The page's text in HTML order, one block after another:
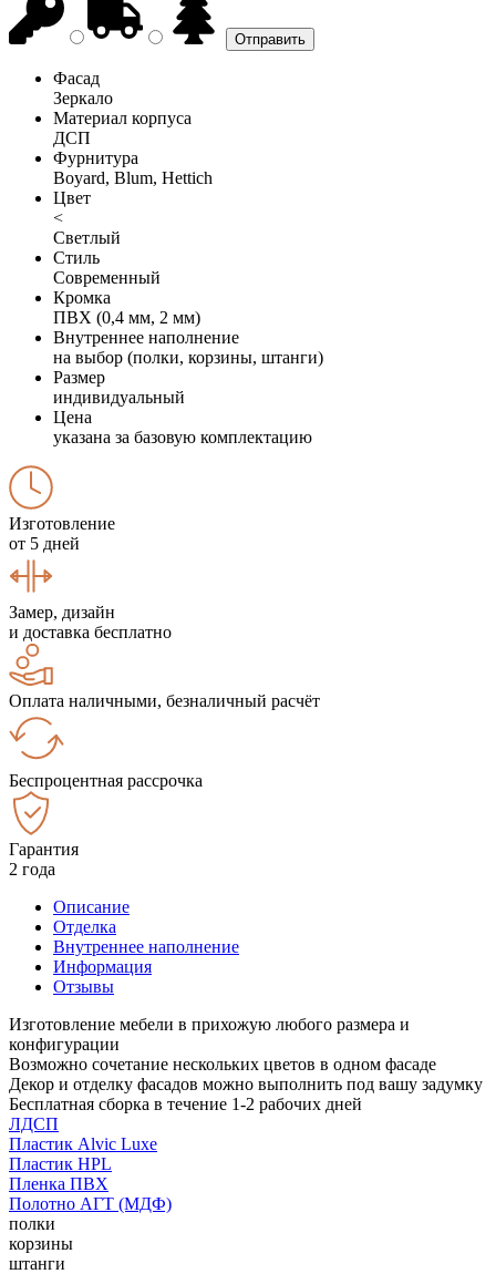
Фасад
Зеркало
Материал корпуса
ДСП
Фурнитура
Boyard, Blum, Hettich
Цвет
<
Светлый
Стиль
Современный
Кромка
ПВХ (0,4 мм, 2 мм)
Внутреннее наполнение
на выбор (полки, корзины, штанги)
Размер
индивидуальный
Цена
указана за базовую комплектацию
Изготовление
от 5 дней
Замер, дизайн
и доставка бесплатно
Оплата наличными, безналичный расчёт
Беспроцентная рассрочка
Гарантия
2 года
Описание
Отделка
Внутреннее наполнение
Информация
Отзывы
Изготовление мебели в прихожую любого размера и
конфигурации
Возможно сочетание нескольких цветов в одном фасаде
Декор и отделку фасадов можно выполнить под вашу задумку
Бесплатная сборка в течение 1-2 рабочих дней
ЛДСП
Пластик Alvic Luxe
Пластик HPL
Пленка ПВХ
Полотно АГТ (МДФ)
полки
корзины
штанги